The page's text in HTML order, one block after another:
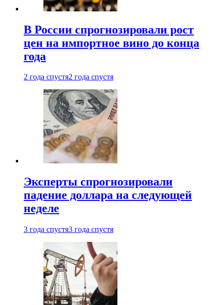
В России спрогнозировали рост
цен на импортное вино до конца
года
2 года спустя2 года спустя
Эксперты спрогнозировали
падение доллара на следующей
неделе
3 года спустя3 года спустя